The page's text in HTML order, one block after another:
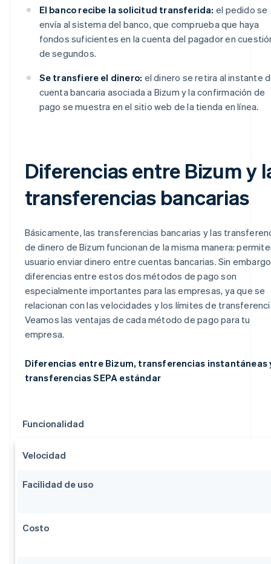
El banco recibe la solicitud transferida: el pedido se
envía al sistema del banco, que comprueba que haya
fondos suficientes en la cuenta del pagador en
de segundos.
Se transfiere el dinero: el dinero se retira al instante
cuenta bancaria asociada a Bizum y la confirmación de
pago se muestra en el sitio web de la tienda en línea.
Diferencias entre Bizum y
transferencias bancarias
Básicamente, las transferencias bancarias y las
de dinero de Bizum funcionan de la misma manera:
usuario enviar dinero entre cuentas bancarias. Sin
diferencias entre estos dos métodos de pago son
especialmente importantes para las empresas, ya que se
relacionan con las velocidades y los límites de
Veamos las ventajas de cada método de pago para tu
empresa.
Diferencias entre Bizum, transferencias instantáneas
transferencias SEPA estándar
Funcionalidad
Velocidad
Facilidad de uso
Costo